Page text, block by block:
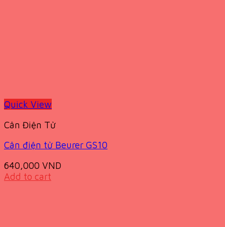
Quick View
Cân Điện Tử
Cân điện tử Beurer GS10
640,000 VND
Add to cart